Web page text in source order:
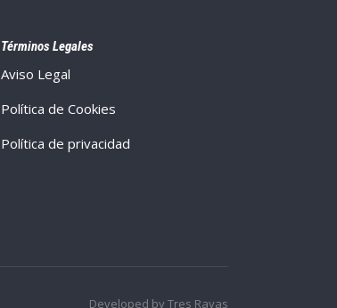
Términos Legales
Aviso Legal
Política de Cookies
Política de privacidad
Developed by Tres Rayas